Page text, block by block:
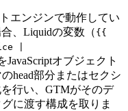
エンジンで動作してい
、Liquidの変数（ {{
|
JavaScriptオブジェクト
head部分またはセクシ
を行い、GTMがそのデ
に渡す構成を取りま